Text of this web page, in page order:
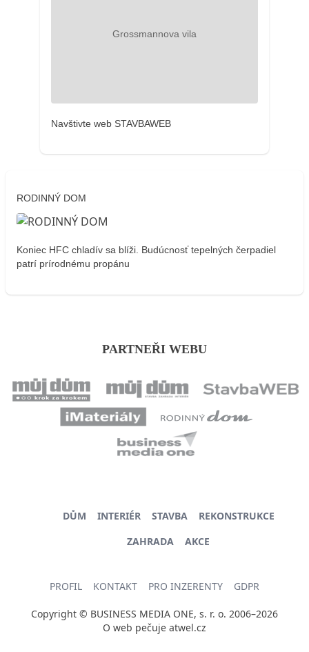
Navštivte web STAVBAWEB
RODINNÝ DOM
Koniec HFC chladív sa blíži. Budúcnosť tepelných čerpadiel
patrí prírodnému propánu
PARTNEŘI WEBU
DŮM INTERIÉR STAVBA
REKONSTRUKCE
ZAHRADA
AKCE
PROFIL KONTAKT PRO INZERENTY GDPR
Copyright © BUSINESS MEDIA ONE, s. r. o. 2006–2026